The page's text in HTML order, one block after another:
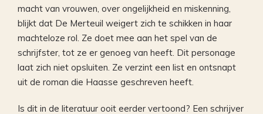
macht van vrouwen, over ongelijkheid en miskenning,
blijkt dat De Merteuil weigert zich te schikken in haar
machteloze rol. Ze doet mee aan het spel van de
schrijfster, tot ze er genoeg van heeft. Dit personage
laat zich niet opsluiten. Ze verzint een list en ontsnapt
uit de roman die Haasse geschreven heeft.
Is dit in de literatuur ooit eerder vertoond? Een schrijver